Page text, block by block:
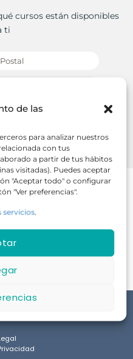
de las
para analizar nuestros
con tus
a partir de tus hábitos
visitadas). Puedes aceptar
"Aceptar todo" o configurar
"Ver preferencias".
servicios.
cursos están disponibles
ti